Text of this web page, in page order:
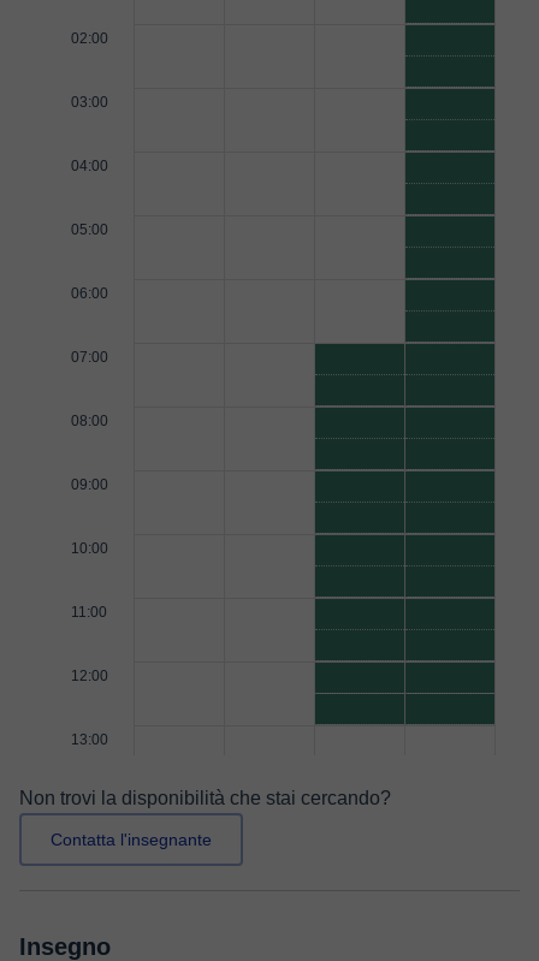
02:00
03:00
04:00
05:00
06:00
07:00
08:00
09:00
10:00
11:00
12:00
13:00
Non trovi la disponibilità che stai cercando?
Contatta l'insegnante
Insegno